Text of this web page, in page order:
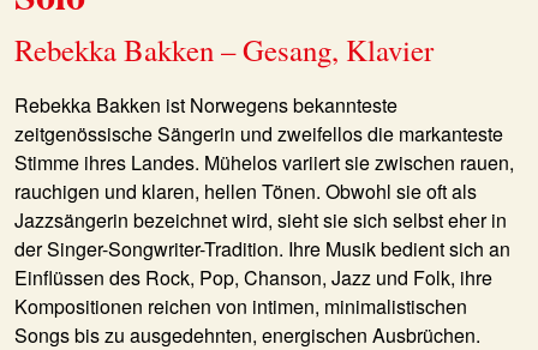
Rebekka Bakken – Gesang, Klavier
Rebekka Bakken ist Norwegens bekannteste
zeitgenössische Sängerin und zweifellos die markanteste
Stimme ihres Landes. Mühelos variiert sie zwischen rauen,
rauchigen und klaren, hellen Tönen. Obwohl sie oft als
Jazzsängerin bezeichnet wird, sieht sie sich selbst eher in
der Singer-Songwriter-Tradition. Ihre Musik bedient sich an
Einflüssen des Rock, Pop, Chanson, Jazz und Folk, ihre
Kompositionen reichen von intimen, minimalistischen
Songs bis zu ausgedehnten, energischen Ausbrüchen.